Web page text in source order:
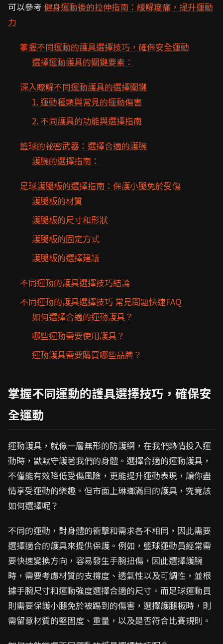
可以參考 健身運動後的拉伸指南：緩解痠痛，提升運動
力
掌握不同運動的護具選擇技巧，確保安全運動
選擇運動護具的關鍵要素：
深入瞭解不同運動護具的選擇關鍵
1. 運動種類與常見的運動傷害
2. 不同護具的功能與選擇指南
籃球的祕密武器：選擇合適的護腕
護腕的選擇指南：
足球護腿板的選擇指南：保護小腿免於受傷
護腿板的材質
護腿板的尺寸和形狀
護腿板的固定方式
護腿板的選擇建議
不同運動的護具選擇技巧結論
不同運動的護具選擇技巧 常見問題快速FAQ
如何選擇合適的運動護具？
哪些運動需要使用護具？
運動護具需要購買哪些品牌？
掌握不同運動的護具選擇技巧，確保安
全運動
運動護具，就像一層無形的防護網，在我們熱情投入運
動時，默默守護著我們的身體。選擇合適的運動護具，
不僅能有效降低受傷風險，更能提升運動表現，讓你盡
情享受運動的樂趣。但市面上琳瑯滿目的護具，究竟該
如何選擇呢？
不同的運動，對身體的衝擊和需求各不相同，因此需要
選擇適合的護具來提供保護。例如，籃球運動員經常需
要快速變換方向，容易發生手腕扭傷，因此選擇護腕
時，需要考慮材質的支撐度、透氣性以及可調性，並根
據手腕尺寸和運動強度選擇合適的尺寸。而足球運動員
則需要保護小腿免於被踢到的傷害，選擇護腿板時，則
需留意材質的堅固度、重量，以及是否符合比賽規則。